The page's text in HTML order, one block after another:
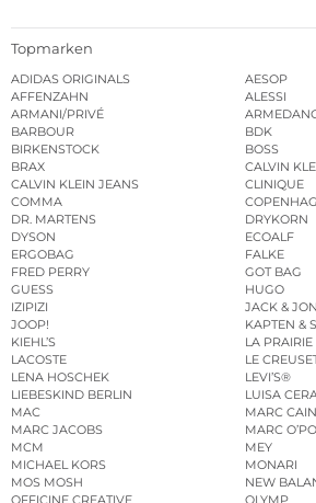
Topmarken
ADIDAS ORIGINALS
AESOP
AFFENZAHN
ALESSI
ARMANI/PRIVÉ
BARBOUR
BDK
BIRKENSTOCK
BOSS
BRAX
CALVIN
CALVIN KLEIN JEANS
CLINIQUE
COMMA
DR. MARTENS
DRYKORN
DYSON
ECOALF
ERGOBAG
FALKE
FRED PERRY
GOT BAG
GUESS
HUGO
IZIPIZI
JACK &
JOOP!
KAPTEN &
KIEHL’S
LA PRAIRIE
LACOSTE
LE
LENA HOSCHEK
LEVI’S®
LIEBESKIND BERLIN
LUISA
MAC
MARC CAIN
MARC JACOBS
MARC
MCM
MEY
MICHAEL KORS
MONARI
MOS MOSH
NEW
OFFICINE CREATIVE
OLYMP